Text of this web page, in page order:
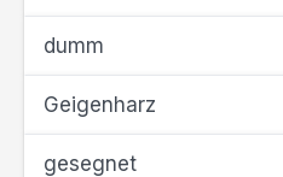
dumm
Geigenharz
gesegnet